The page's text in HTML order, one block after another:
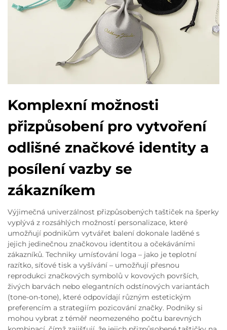
Komplexní možnosti
přizpůsobení pro vytvoření
odlišné značkové identity a
posílení vazby se
zákazníkem
Výjimečná univerzálnost přizpůsobených taštiček na šperky
vyplývá z rozsáhlých možností personalizace, které
umožňují podnikům vytvářet balení dokonale laděné s
jejich jedinečnou značkovou identitou a očekáváními
zákazníků. Techniky umísťování loga – jako je teplotní
razítko, síťové tisk a vyšívání – umožňují přesnou
reprodukci značkových symbolů v kovových površích,
živých barvách nebo elegantních odstínových variantách
(tone-on-tone), které odpovídají různým estetickým
preferencím a strategiím pozicování značky. Podniky si
mohou vybrat z téměř neomezeného počtu barevných